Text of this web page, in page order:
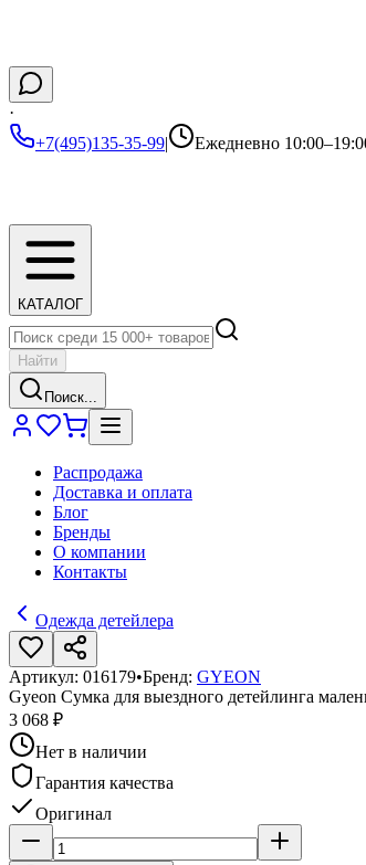
·
+7(495)135-35-99| Ежедневно
КАТАЛОГ
Найти
Поиск...
Распродажа
Доставка и оплата
Блог
Бренды
О компании
Контакты
Одежда детейлера
Артикул: 016179•Бренд: GYEON
Gyeon Сумка для выездного детейлинга
3 068 ₽
Нет в наличии
Гарантия качества
Оригинал